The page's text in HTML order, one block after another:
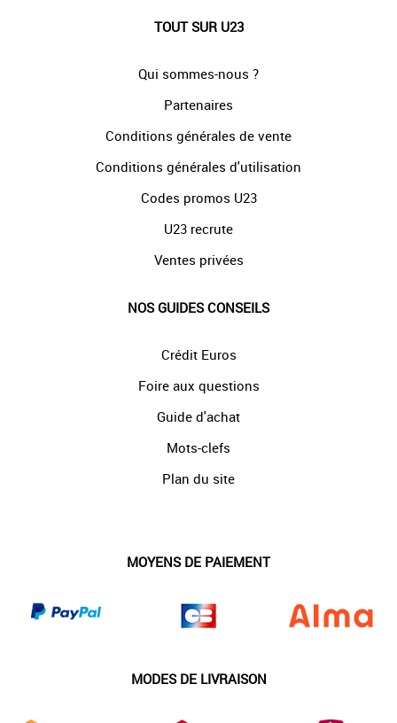
TOUT SUR U23
Qui sommes-nous ?
Partenaires
Conditions générales de vente
Conditions générales d'utilisation
Codes promos U23
U23 recrute
Ventes privées
NOS GUIDES CONSEILS
Crédit Euros
Foire aux questions
Guide d'achat
Mots-clefs
Plan du site
MOYENS DE PAIEMENT
MODES DE LIVRAISON